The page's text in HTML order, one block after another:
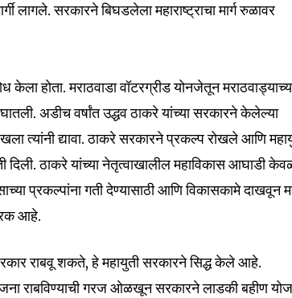
on our website or click
your privacy and
32,111
Followers
लागले. सरकारने बिघडलेला महाराष्ट्राचा मार्ग रुळावर
केला होता. मराठवाडा वॉटरग्रीड योनजेतून
अडीच वर्षांत उद्धव ठाकरे यांच्या सरकारने केलेल्या
त्यांनी द्यावा. ठाकरे सरकारने प्रकल्प रोखले आणि
दिली. ठाकरे यांच्या नेतृत्वाखालील महाविकास आघाडी
प्रकल्पांना गती देण्यासाठी आणि विकासकामे दाखवून
आहे.
राबवू शकते, हे महायुती सरकारने सिद्ध केले आहे.
राबविण्याची गरज ओळखून सरकारने लाडकी बहीण